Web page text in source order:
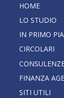
HOME
LO STUDIO
IN PRIMO
CIRCOLARI
FINANZA
SITI UTILI